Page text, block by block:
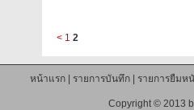
< 1 2
หน้าแรก| รายการบันทึก| รายการยืมห
Copyright © 2013